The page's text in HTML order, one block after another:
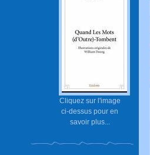
Cliquez sur l'image
ci-dessus pour en
savoir plus...